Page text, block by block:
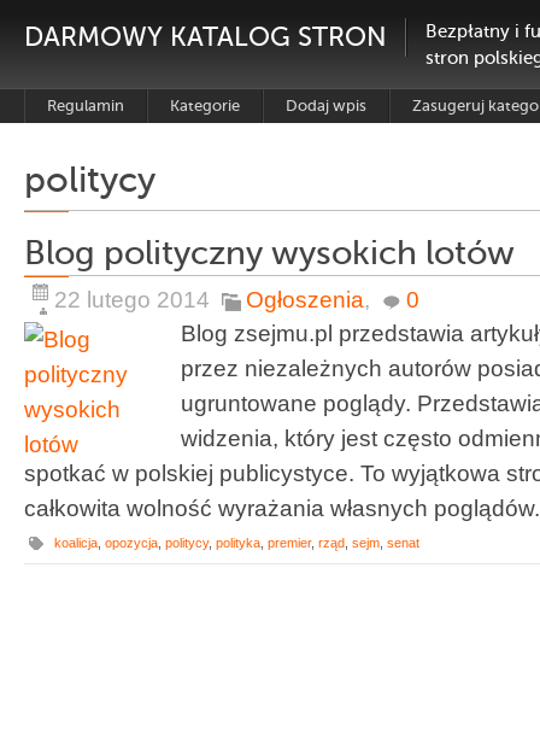
DARMOWY KATALOG STRON
Bezpłatny i
stron
Regulamin Kategorie Dodaj wpis Zasugeruj
politycy
Blog polityczny wysokich lotów
22 lutego 2014 Ogłoszenia,
0
Blog zsejmu.pl przedstawia
przez niezależnych autorów
ugruntowane poglądy.
widzenia, który jest często
spotkać w polskiej publicystyce. To wyjątkowa
całkowita wolność wyrażania własnych
koalicja opozycja politycy, polityka premier, rząd sejm senat